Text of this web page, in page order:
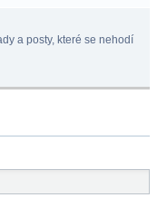
a posty, které se nehodí